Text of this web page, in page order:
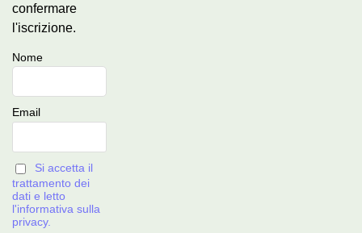
confermare
l'iscrizione.
Nome
Email
Si accetta il
trattamento dei
dati e letto
l'informativa sulla
privacy.